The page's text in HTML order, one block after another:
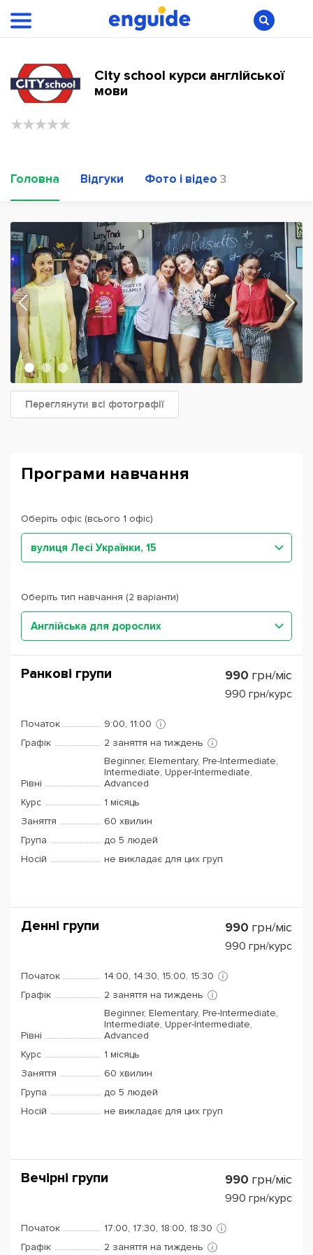
City school курси англійської
мови
Головна Відгуки Фото і відео 3
Переглянути всі фотографії
Програми навчання
Оберіть офіс (всього 1 офіс)
вулиця Лесі Українки, 15
Оберіть тип навчання (2 варіанти)
Англійська для дорослих
Ранкові групи 990 грн/міс
990 грн/курс
Початок
9:00, 11:00
Графік
2 заняття на тиждень
Рівні
Beginner, Elementary, Pre-Intermediate,
Intermediate, Upper-Intermediate,
Advanced
Курс
1 місяць
Заняття
60 хвилин
Група
до 5 людей
Носій
не викладає для цих груп
Денні групи 990 грн/міс
990 грн/курс
Початок
14:00, 14:30, 15:00, 15:30
Графік
2 заняття на тиждень
Рівні
Beginner, Elementary, Pre-Intermediate,
Intermediate, Upper-Intermediate,
Advanced
Курс
1 місяць
Заняття
60 хвилин
Група
до 5 людей
Носій
не викладає для цих груп
Вечірні групи 990 грн/міс
990 грн/курс
Початок
17:00, 17:30, 18:00, 18:30
Графік
2 заняття на тиждень